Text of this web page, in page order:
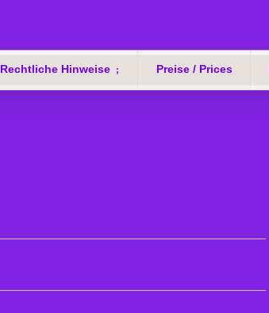
Rechtliche Hinweise Preise / Prices